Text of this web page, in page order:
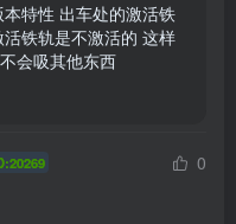
特性 出车处的激活铁
铁轨是不激活的 这样
会吸其他东西
0